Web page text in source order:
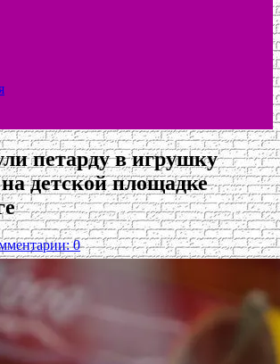
петарду в игрушку
детской площадке
0